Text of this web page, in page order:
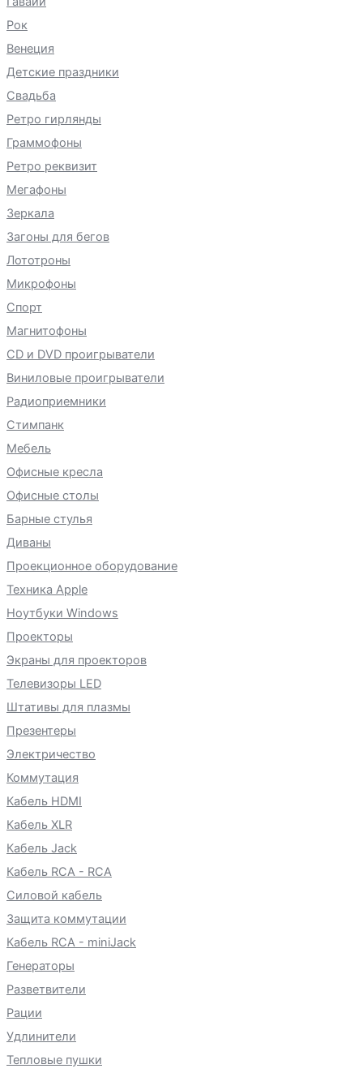
Рок
Венеция
Детские праздники
Свадьба
Ретро гирлянды
Граммофоны
Ретро реквизит
Мегафоны
Зеркала
Загоны для бегов
Лототроны
Микрофоны
Спорт
Магнитофоны
CD и DVD проигрыватели
Виниловые проигрыватели
Радиоприемники
Стимпанк
Мебель
Офисные кресла
Офисные столы
Барные стулья
Диваны
Проекционное оборудование
Техника Apple
Ноутбуки Windows
Проекторы
Экраны для проекторов
Телевизоры LED
Штативы для плазмы
Презентеры
Электричество
Коммутация
Кабель HDMI
Кабель XLR
Кабель Jack
Кабель RCA - RCA
Силовой кабель
Защита коммутации
Кабель RCA - miniJack
Генераторы
Разветвители
Рации
Удлинители
Тепловые пушки